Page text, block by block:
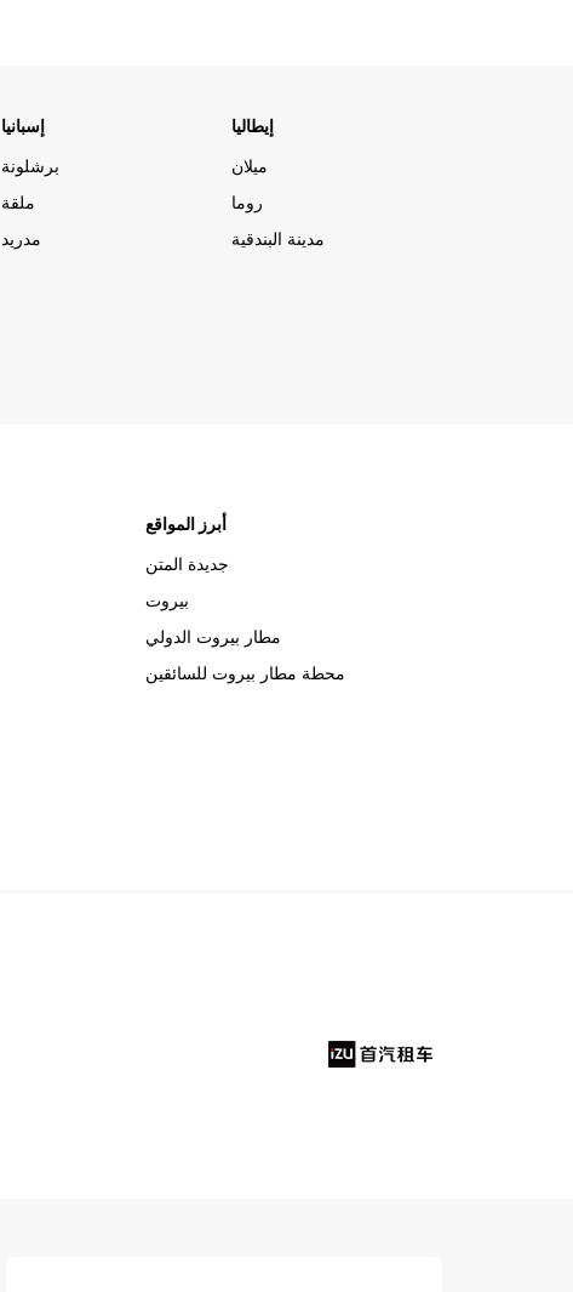
إسبانيا
برشلونة
ملقة
مدريد
إيطاليا
ميلان
روما
مدينة البندقية
أبرز المواقع
جديدة المتن
بيروت
مطار بيروت الدولي
محطة مطار بيروت للسائقين